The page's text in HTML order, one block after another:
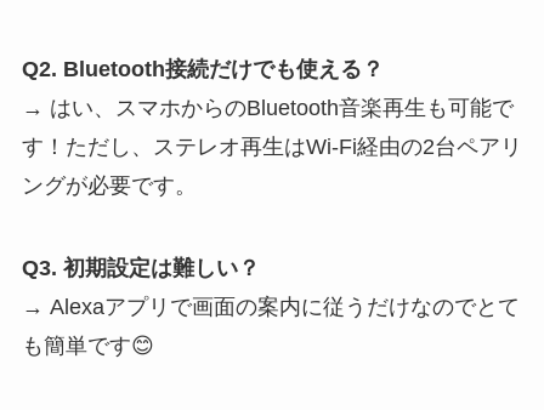
Q2. Bluetooth接続だけでも使える？
→ はい、スマホからのBluetooth音楽再生も可能で
す！ただし、ステレオ再生はWi-Fi経由の2台ペアリ
ングが必要です。
Q3. 初期設定は難しい？
→ Alexaアプリで画面の案内に従うだけなのでとて
も簡単です😊